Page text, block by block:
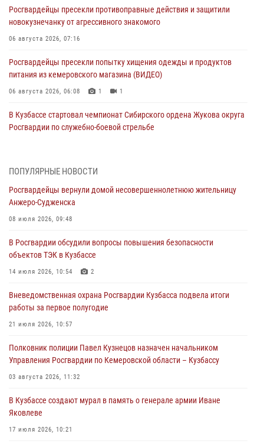
Росгвардейцы пресекли противоправные действия и защитили
новокузнечанку от агрессивного знакомого
06 августа 2026, 07:16
Росгвардейцы пресекли попытку хищения одежды и продуктов
питания из кемеровского магазина (ВИДЕО)
06 августа 2026, 06:08 1 1
В Кузбассе стартовал чемпионат Сибирского ордена Жукова округа
Росгвардии по служебно-боевой стрельбе
Росгвардейцы задержали в Кемерове дебошира, устроившего
05 августа 2026, 09:30
Росгвардейцы задержали участника драки, причинившего побои
05 августа 2026, 08:50
Росгвардейцы пресекли нарушение общественного порядка на
05 августа 2026, 08:10
Росгвардейцы в Юрге пресекли попытку проникновения на
05 августа 2026, 07:45
ПОПУЛЯРНЫЕ НОВОСТИ
Росгвардейцы вернули домой несовершеннолетнюю жительницу
Анжеро-Судженска
08 июля 2026, 09:48
В Росгвардии обсудили вопросы повышения безопасности
объектов ТЭК в Кузбассе
14 июля 2026, 10:54 2
Вневедомственная охрана Росгвардии Кузбасса подвела итоги
работы за первое полугодие
21 июля 2026, 10:57
Полковник полиции Павел Кузнецов назначен начальником
Управления Росгвардии по Кемеровской области – Кузбассу
03 августа 2026, 11:32
В Кузбассе создают мурал в память о генерале армии Иване
Яковлеве
17 июля 2026, 10:21